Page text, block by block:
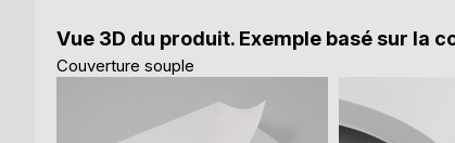
Vue 3D du produit. Exemple basé sur la
Couverture souple